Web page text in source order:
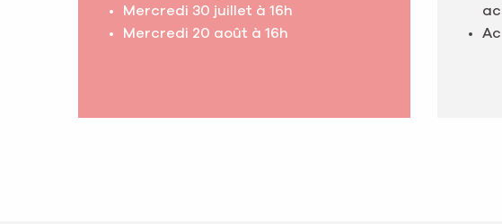
Mercredi 30 juillet à 16h
Mercredi 20 août à 16h